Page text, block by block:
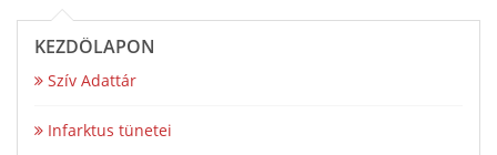
KEZDŐLAPON
Szív Adattár
Infarktus tünetei